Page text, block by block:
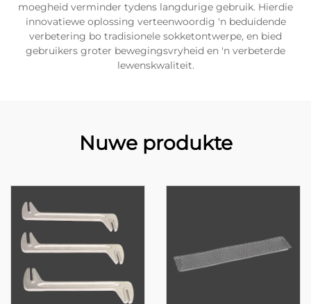
moegheid verminder tydens langdurige gebruik. Hierdie
innovatiewe oplossing verteenwoordig 'n beduidende
verbetering bo tradisionele sokketontwerpe, en bied
gebruikers groter bewegingsvryheid en 'n verbeterde
lewenskwaliteit.
Nuwe produkte